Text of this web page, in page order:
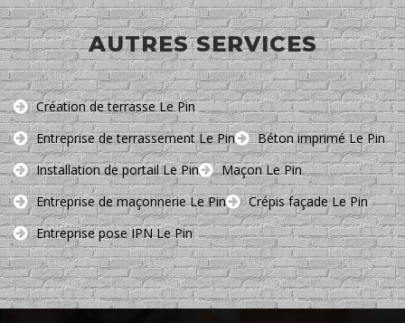
AUTRES SERVICES
Création de terrasse Le Pin
Entreprise de terrassement Le Pin
Béton imprimé Le Pin
Installation de portail Le Pin
Maçon Le Pin
Entreprise de maçonnerie Le Pin
Crépis façade Le Pin
Entreprise pose IPN Le Pin